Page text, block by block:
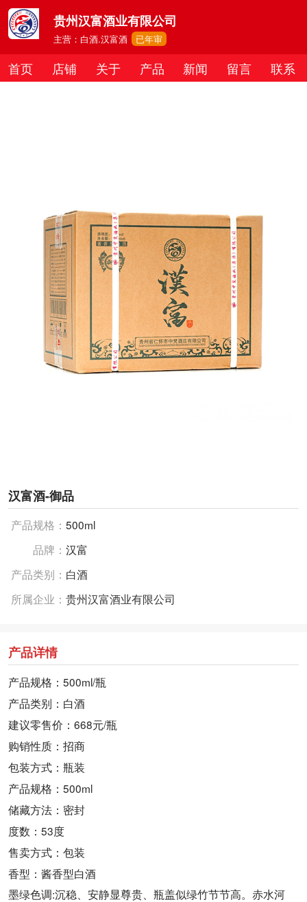
贵州汉富酒业有限公司
主营：白酒.汉富酒 已年审
首页 店铺 关于 产品 新闻 留言 联系
汉富酒-御品
产品规格： 500ml
品牌： 汉富
产品类别： 白酒
所属企业： 贵州汉富酒业有限公司
产品详情
产品规格：500ml/瓶
产品类别：白酒
建议零售价：668元/瓶
购销性质：招商
包装方式：瓶装
产品规格：500ml
储藏方法：密封
度数：53度
售卖方式：包装
香型：酱香型白酒
墨绿色调:沉稳、安静显尊贵、瓶盖似绿竹节节高。赤水河